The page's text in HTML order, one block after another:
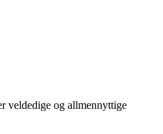
veldedige og allmennyttige